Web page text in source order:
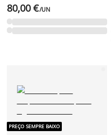
80,00 €/UN
PREÇO SEMPRE BAIXO